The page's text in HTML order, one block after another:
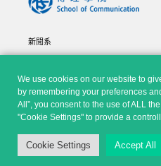
We use cookies on our website to
by remembering your preferences
All”, you consent to the use of ALL
"Cookie Settings" to provide a
Cookie Settings Accept All
新聞系
© Copyright 2026 - 香港浸會
Policy| Disclaimer|